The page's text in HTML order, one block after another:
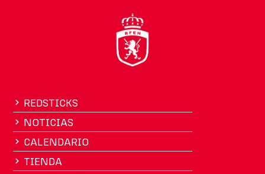
REDSTICKS
NOTICIAS
CALENDARIO
TIENDA